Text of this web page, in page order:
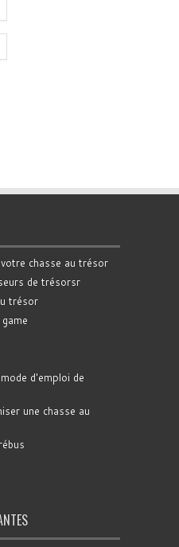
chasse au trésor
de trésorsr
trésor
d'emploi de
une chasse au